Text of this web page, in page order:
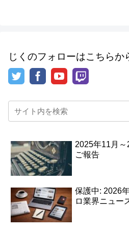
じくのフォローはこちらか
2025年11月
ご報告
保護中: 2026
ロ業界ニュー